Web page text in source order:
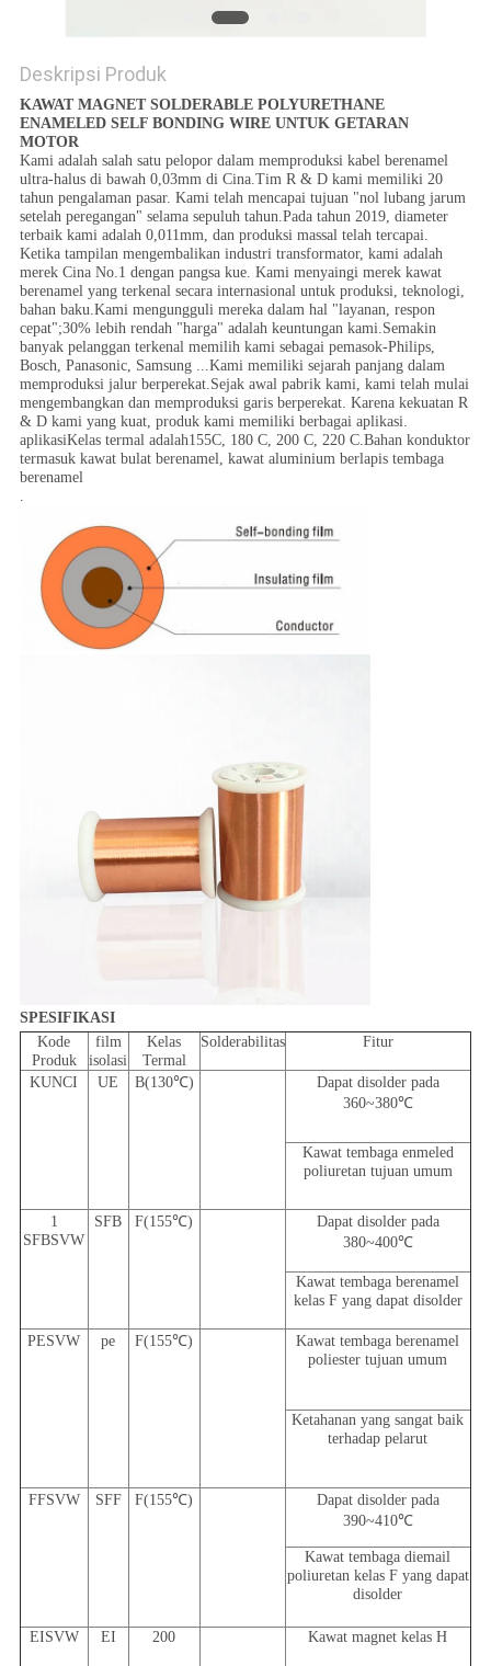
Deskripsi Produk
KAWAT MAGNET SOLDERABLE POLYURETHANE
ENAMELED SELF BONDING WIRE UNTUK GETARAN
MOTOR
Kami adalah salah satu pelopor dalam memproduksi kabel berenamel
ultra-halus di bawah 0,03mm di Cina.Tim R & D kami memiliki 20
tahun pengalaman pasar. Kami telah mencapai tujuan "nol lubang jarum
setelah peregangan" selama sepuluh tahun.Pada tahun 2019, diameter
terbaik kami adalah 0,011mm, dan produksi massal telah tercapai.
Ketika tampilan mengembalikan industri transformator, kami adalah
merek Cina No.1 dengan pangsa kue. Kami menyaingi merek kawat
berenamel yang terkenal secara internasional untuk produksi, teknologi,
bahan baku.Kami mengungguli mereka dalam hal "layanan, respon
cepat";30% lebih rendah "harga" adalah keuntungan kami.Semakin
banyak pelanggan terkenal memilih kami sebagai pemasok-Philips,
Bosch, Panasonic, Samsung ...Kami memiliki sejarah panjang dalam
memproduksi jalur berperekat.Sejak awal pabrik kami, kami telah mulai
mengembangkan dan memproduksi garis berperekat. Karena kekuatan R
& D kami yang kuat, produk kami memiliki berbagai aplikasi.
aplikasiKelas termal adalah155C, 180 C, 200 C, 220 C.Bahan konduktor
termasuk kawat bulat berenamel, kawat aluminium berlapis tembaga
berenamel
.
SPESIFIKASI
Kode
Produk
film
isolasi
Kelas
Termal
Solderabilitas Fitur
KUNCI UE B(130℃)
Dapat disolder pada
360~380℃
Kawat tembaga enmeled
poliuretan tujuan umum
1
SFBSVW
SFB F(155℃)
Dapat disolder pada
380~400℃
Kawat tembaga berenamel
kelas F yang dapat disolder
PESVW pe F(155℃)
Kawat tembaga berenamel
poliester tujuan umum
Ketahanan yang sangat baik
terhadap pelarut
FFSVW SFF F(155℃)
Dapat disolder pada
390~410℃
Kawat tembaga diemail
poliuretan kelas F yang dapat
disolder
EISVW EI 200 Kawat magnet kelas H